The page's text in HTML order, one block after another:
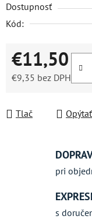
Dostupnosť
Kód:
€11,50
€9,35 bez DPH
Tlač
pri
s